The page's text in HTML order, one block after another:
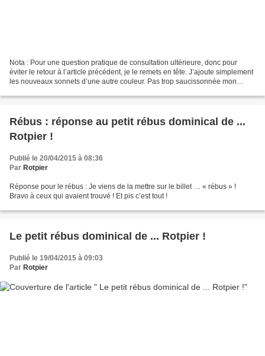
Nota : Pour une question pratique de consultation ultérieure, donc pour
éviter le retour à l’article précédent, je le remets en tête. J’ajoute simplement
les nouveaux sonnets d’une autre couleur. Pas trop saucissonnée mon
Rébus : réponse au petit rébus dominical de ...
Rotpier !
Publié le 20/04/2015 à 08:36
Par Rotpier
Réponse pour le rébus : Je viens de la mettre sur le billet … « rébus » !
Bravo à ceux qui avaient trouvé ! Et pis c’est tout !
Le petit rébus dominical de ... Rotpier !
Publié le 19/04/2015 à 09:03
Par Rotpier